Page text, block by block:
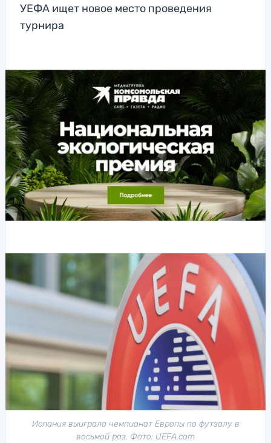
УЕФА ищет новое место проведения
турнира
Испания выиграла чемпионат Европы по футзалу в
восьмой раз. Фото: UEFA.com